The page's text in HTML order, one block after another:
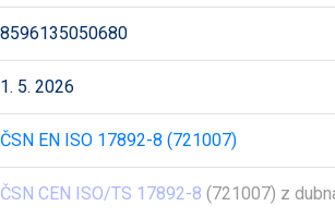
8596135050680
1. 5. 2026
ČSN EN ISO 17892-8 (721007)
ČSN CEN ISO/TS 17892-8 (721007) z